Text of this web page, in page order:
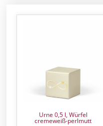
Urne 0,5 l, Würfel
cremeweiß-perlmutt